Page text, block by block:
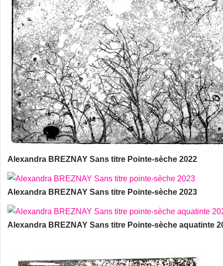
Alexandra BREZNAY Sans titre Pointe-sèche 2022
Alexandra BREZNAY Sans titre Pointe-sèche 2023
Alexandra BREZNAY Sans titre Pointe-sèche aquatinte